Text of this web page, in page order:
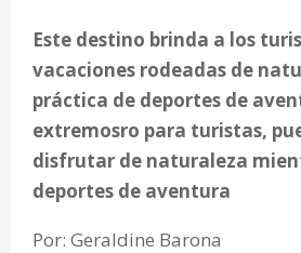
Este destino brinda a los
vacaciones rodeadas de
práctica de deportes de
extremosro para turistas,
disfrutar de naturaleza
deportes de aventura
Por: Geraldine Barona